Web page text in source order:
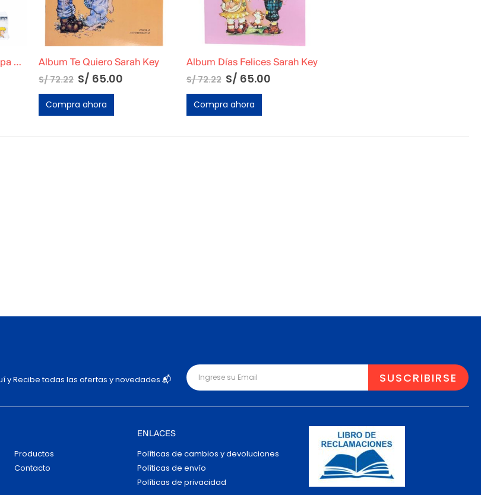
Álbum Sailor Moon en Tapa Dura Album Te Quiero Sarah Key
S/72.22 S/ 65.00
Compra ahora
Album Días Felices Sarah Key
S/72.22 S/ 65.00
Compra ahora
y Recibe todas las ofertas y novedades 📬
Productos
Contacto
ENLACES
Políticas de cambios y devoluciones
Políticas de envío
Políticas de privacidad